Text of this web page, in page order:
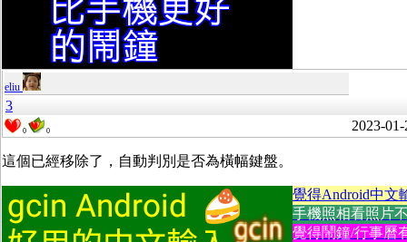
eliu
3
0 0 2023-01-
這個已經移除了，自動判別是否為橫幅鍵盤。
覺得Android中文
手機照相看照片
覺得鬧鐘/行事曆